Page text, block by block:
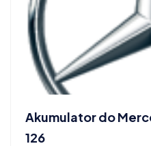
Akumulator do
126